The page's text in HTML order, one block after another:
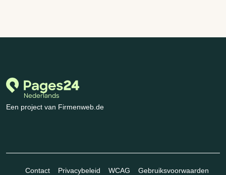
Een project van Firmenweb.de
Contact Privacybeleid WCAG Gebruiksvoorwaarden